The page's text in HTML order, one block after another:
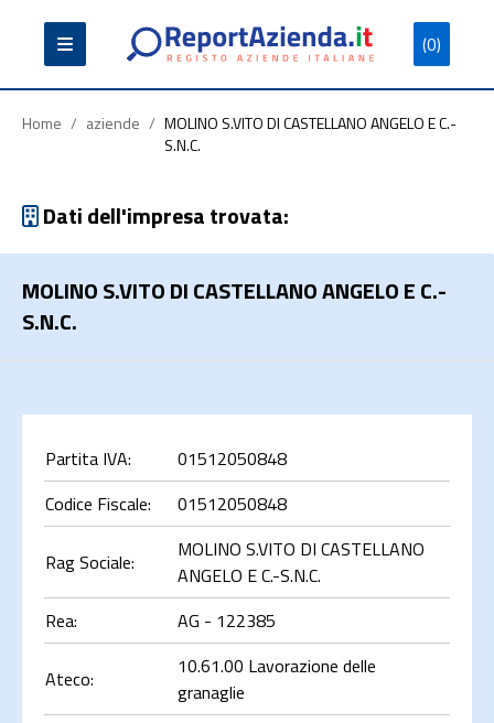
(0)
Partita
Iva
Codice
Fiscale
Ragione
Sociale
Home / aziende / MOLINO S.VITO DI CASTELLANO ANGELO E C.-
S.N.C.
Dati dell'impresa trovata:
MOLINO S.VITO DI CASTELLANO ANGELO E C.-
S.N.C.
Partita IVA:
01512050848
Codice Fiscale:
01512050848
Rag Sociale:
MOLINO S.VITO DI CASTELLANO
ANGELO E C.-S.N.C.
Rea:
AG - 122385
Ateco:
10.61.00 Lavorazione delle
granaglie